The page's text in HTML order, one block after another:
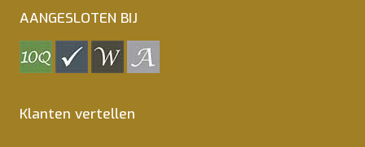
AANGESLOTEN BIJ
Klanten vertellen